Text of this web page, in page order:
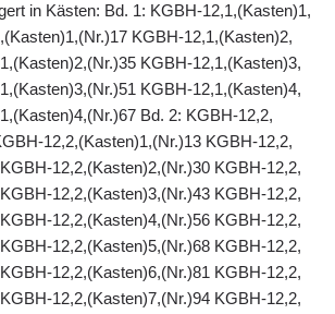
in Kästen: Bd. 1: KGBH-12,1,(Kasten)1,
KGBH-12,1,(Kasten)2,
KGBH-12,1,(Kasten)3,
KGBH-12,1,(Kasten)4,
Bd. 2: KGBH-12,2,
12,2,(Kasten)1,(Nr.)13 KGBH-12,2,
12,2,(Kasten)2,(Nr.)30 KGBH-12,2,
12,2,(Kasten)3,(Nr.)43 KGBH-12,2,
12,2,(Kasten)4,(Nr.)56 KGBH-12,2,
12,2,(Kasten)5,(Nr.)68 KGBH-12,2,
12,2,(Kasten)6,(Nr.)81 KGBH-12,2,
12,2,(Kasten)7,(Nr.)94 KGBH-12,2,